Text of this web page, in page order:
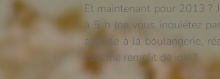
Et maintenant pour 2013 ?
à 5 h (ne vous inquiétez
apprise à la boulangerie,
cela me remplit de joie !!